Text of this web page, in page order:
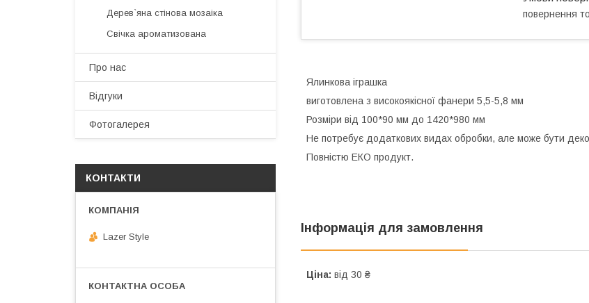
повернення
Ялинкова іграшка
виготовлена з високоякісної фанери 5,5-5,8 мм
Розміри від 100*90 мм до 1420*980 мм
Не потребує додаткових видах обробки, але може бути
Повністю ЕКО продукт.
Інформація для замовлення
Ціна: від 30 ₴
Дерев`яна стінова мозаіка
Свічка ароматизована
Про нас
Відгуки
Фотогалерея
КОНТАКТИ
Lazer Style